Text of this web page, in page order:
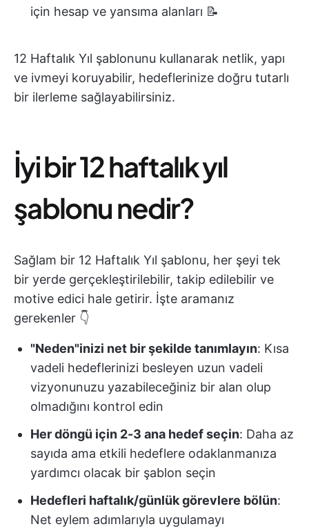
için hesap ve yansıma alanları 📝​
12 Haftalık Yıl şablonunu kullanarak netlik, yapı
ve ivmeyi koruyabilir, hedeflerinize doğru tutarlı
bir ilerleme sağlayabilirsiniz.
İyi bir 12 haftalık yıl
şablonu nedir?
Sağlam bir 12 Haftalık Yıl şablonu, her şeyi tek
bir yerde gerçekleştirilebilir, takip edilebilir ve
motive edici hale getirir. İşte aramanız
gerekenler 👇
"Neden"inizi net bir şekilde tanımlayın: Kısa
vadeli hedeflerinizi besleyen uzun vadeli
vizyonunuzu yazabileceğiniz bir alan olup
olmadığını kontrol edin
Her döngü için 2-3 ana hedef seçin: Daha az
sayıda ama etkili hedeflere odaklanmanıza
yardımcı olacak bir şablon seçin
Hedefleri haftalık/günlük görevlere bölün:
Net eylem adımlarıyla uygulamayı